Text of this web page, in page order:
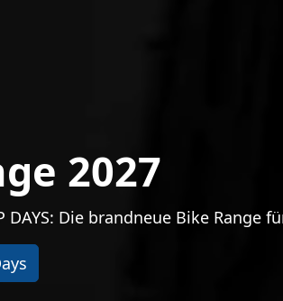
2027
DAYS: Die brandneue Bike Range